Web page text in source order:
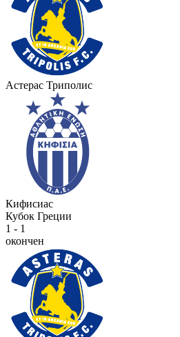
Астерас Триполис
Кифисиас
Кубок Греции
1 - 1
окончен